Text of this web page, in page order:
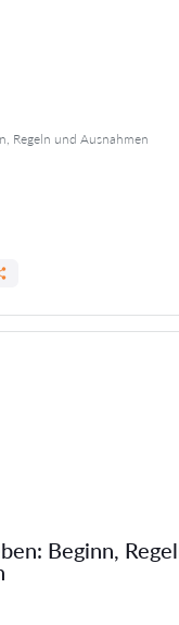
Regeln und Ausnahmen
Beginn,